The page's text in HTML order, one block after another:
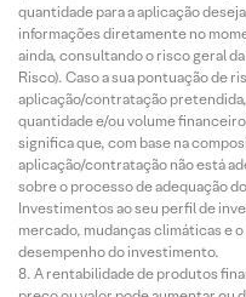
quantidade para a aplicação
informações diretamente no
ainda, consultando o risco geral
Risco). Caso a sua pontuação de
aplicação/contratação
quantidade e/ou volume
significa que, com base na
aplicação/contratação não está
sobre o processo de adequação
Investimentos ao seu perfil de
mercado, mudanças climáticas e
desempenho do investimento.
A rentabilidade de produtos